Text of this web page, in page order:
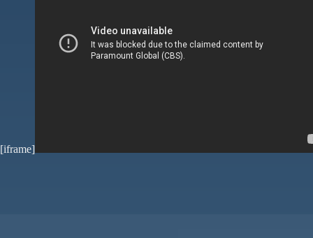
[iframe]